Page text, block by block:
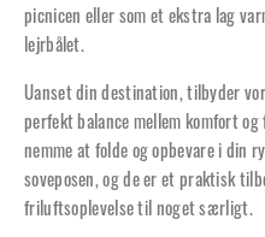
picnicen eller som et ekstra lag
lejrbålet.
Uanset din destination, tilbyder
perfekt balance mellem komfort
nemme at folde og opbevare i din
soveposen, og de er et praktisk
friluftsoplevelse til noget særligt.